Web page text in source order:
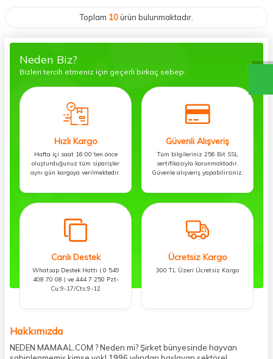
Toplam 10ürün bulunmaktadır.
Neden Biz?
Bizleri tercih etmeniz için geçerli birkaç sebep.
Hızlı Kargo
Hafta içi saat 16:00’ten önce
oluşturduğunuz tüm siparişler
aynı gün kargoya verilmektedir.
Güvenli Alışveriş
Tüm bilgileriniz 256 Bit SSL
sertifikasıyla korunmaktadır.
Güvenle alışveriş yapabilirsiniz.
Canlı Destek
Whatsap Destek Hattı ( 0 549
408 70 08 ) ve 444 7 250 Pzt-
Cu:9-17/Cts:9-12
Ücretsiz Kargo
300 TL Üzeri Ücretsiz Kargo
Hakkımızda
NEDEN MAMAAL.COM ? Neden mi? Şirket bünyesinde hayvan